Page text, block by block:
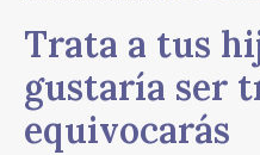
Trata a tus
gustaría ser
equivocarás
no
equivocarás